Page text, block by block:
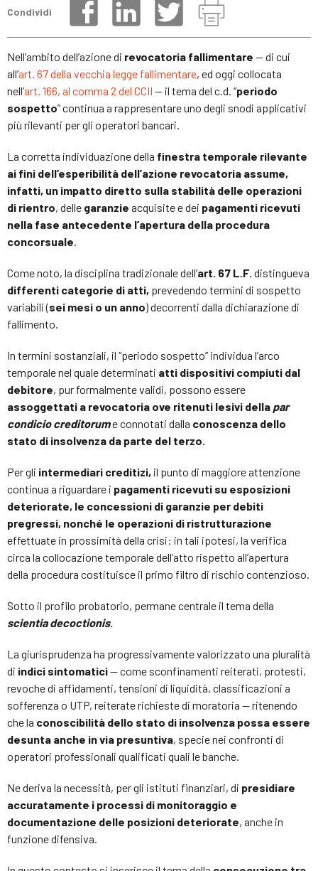
Condividi
Nell’ambito dell’azione di revocatoria fallimentare — di cui
all’art. 67 della vecchia legge fallimentare, ed oggi collocata
nell’art. 166, al comma 2 del CCII — il tema del c.d. “periodo
sospetto” continua a rappresentare uno degli snodi applicativi
più rilevanti per gli operatori bancari.
La corretta individuazione della finestra temporale rilevante
ai fini dell’esperibilità dell’azione revocatoria assume,
infatti, un impatto diretto sulla stabilità delle operazioni
di rientro, delle garanzie acquisite e dei pagamenti ricevuti
nella fase antecedente l’apertura della procedura
concorsuale.
Come noto, la disciplina tradizionale dell’art. 67 L.F. distingueva
differenti categorie di atti, prevedendo termini di sospetto
variabili (sei mesi o un anno) decorrenti dalla dichiarazione di
fallimento.
In termini sostanziali, il “periodo sospetto” individua l’arco
temporale nel quale determinati atti dispositivi compiuti dal
debitore, pur formalmente validi, possono essere
assoggettati a revocatoria ove ritenuti lesivi della par
condicio creditorume connotati dalla conoscenza dello
stato di insolvenza da parte del terzo.
Per gli intermediari creditizi, il punto di maggiore attenzione
continua a riguardare i pagamenti ricevuti su esposizioni
deteriorate, le concessioni di garanzie per debiti
pregressi, nonché le operazioni di ristrutturazione
effettuate in prossimità della crisi: in tali ipotesi, la verifica
circa la collocazione temporale dell’atto rispetto all’apertura
della procedura costituisce il primo filtro di rischio contenzioso.
Sotto il profilo probatorio, permane centrale il tema della
scientia decoctionis.
La giurisprudenza ha progressivamente valorizzato una pluralità
di indici sintomatici— come sconfinamenti reiterati, protesti,
revoche di affidamenti, tensioni di liquidità, classificazioni a
sofferenza o UTP, reiterate richieste di moratoria — ritenendo
che la conoscibilità dello stato di insolvenza possa essere
desunta anche in via presuntiva, specie nei confronti di
operatori professionali qualificati quali le banche.
Ne deriva la necessità, per gli istituti finanziari, di presidiare
accuratamente i processi di monitoraggio e
documentazione delle posizioni deteriorate, anche in
funzione difensiva.